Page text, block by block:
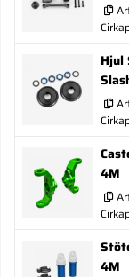
Hjul
4M
4M